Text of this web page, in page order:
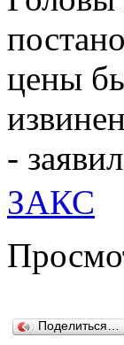
цены
-
ЗАКС
Поделиться…